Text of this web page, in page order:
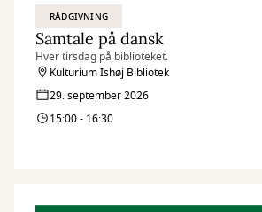
RÅDGIVNING
Samtale på dansk
Hver tirsdag på biblioteket.
Kulturium Ishøj Bibliotek
29. september 2026
15:00 - 16:30